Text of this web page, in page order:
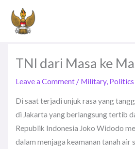
content
TNI dari Masa ke
Leave a Comment / Military, Politics
Di saat terjadi unjuk rasa yang
di Jakarta yang berlangsung tertib
Republik Indonesia Joko Widodo
dalam menjaga keamanan tanah air